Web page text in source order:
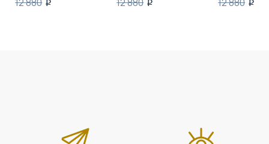
i i i